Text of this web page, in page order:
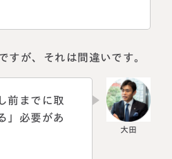
すが、それは間違いです。
前までに取
」必要があ